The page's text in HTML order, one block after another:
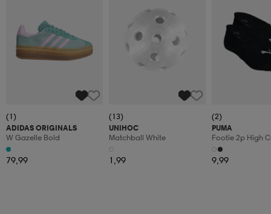
(1)
ADIDAS ORIGINALS
W Gazelle Bold
79,99
(13)
UNIHOC
Matchball White
1,99
(2)
PUMA
Footie 2p High
9,99